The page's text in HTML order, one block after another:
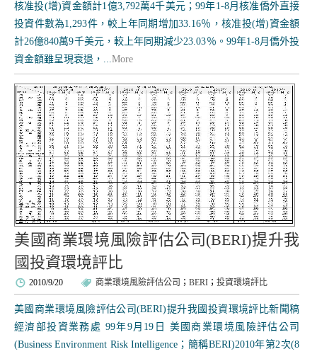
核准投(增)資金額計1億3,792萬4千美元；99年1-8月核准僑外直接
投資件數為1,293件，較上年同期增加33.16％，核准投(增)資金額
計26億840萬9千美元，較上年同期減少23.03％。99年1-8月僑外投
資金額雖呈現衰退，...More
美國商業環境風險評估公司(BERI)提升我
國投資環境評比
2010/9/20 商業環境風險評估公司 ； BERI ； 投資環境評比
美國商業環境風險評估公司(BERI)提升我國投資環境評比新聞稿
經濟部投資業務處 99年9月19日 美國商業環境風險評估公司
(Business Environment Risk Intelligence；簡稱BERI)2010年第2次(8